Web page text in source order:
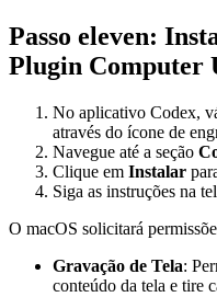
Passo eleven:
Plugin Computer
No aplicativo Codex,
através do ícone de
Navegue até a seção
Clique em Instalar
Siga as instruções na
O macOS solicitará
Gravação de Tela:
conteúdo da tela e tire